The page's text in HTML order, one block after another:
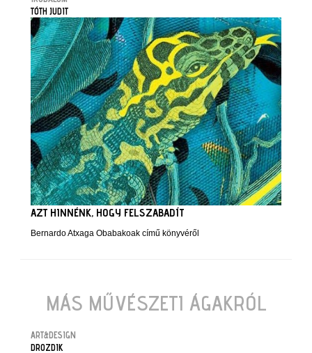
TÓTH JUDIT
AZT HINNÉNK, HOGY FELSZABADÍT
Bernardo Atxaga Obabakoak című könyvéről
MÁS MŰVÉSZETI ÁGAKRÓL
ART&DESIGN
DROZDIK